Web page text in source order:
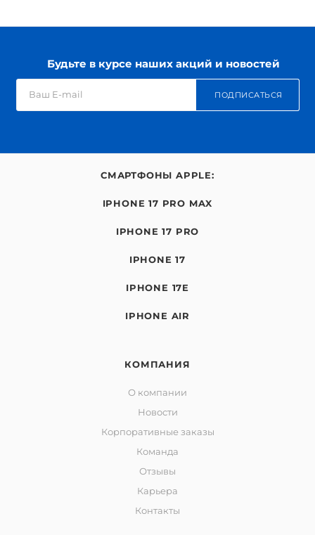
Будьте в курсе наших акций и новостей
ПОДПИСАТЬСЯ
СМАРТФОНЫ APPLE:
IPHONE 17 PRO MAX
IPHONE 17 PRO
IPHONE 17
IPHONE 17E
IPHONE AIR
КОМПАНИЯ
О компании
Новости
Корпоративные заказы
Команда
Отзывы
Карьера
Контакты